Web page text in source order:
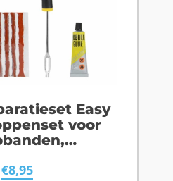
Easy
voor
€8,95